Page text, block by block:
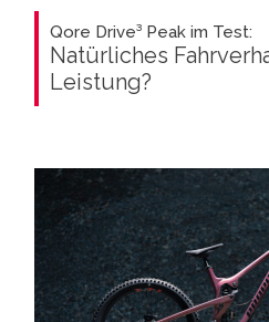
Qore Drive³ Peak im Test:
Natürliches
Leistung?